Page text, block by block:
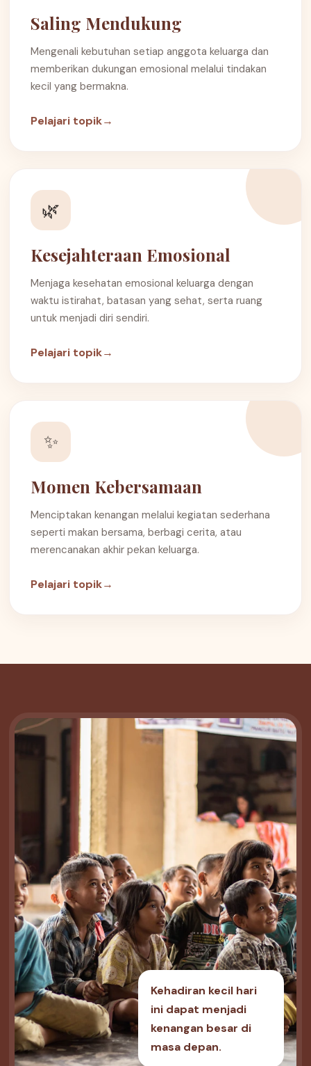
Saling Mendukung
Mengenali kebutuhan setiap anggota keluarga dan
memberikan dukungan emosional melalui tindakan
kecil yang bermakna.
Pelajari topik→
🌿
Kesejahteraan Emosional
Menjaga kesehatan emosional keluarga dengan
waktu istirahat, batasan yang sehat, serta ruang
untuk menjadi diri sendiri.
Pelajari topik→
✨
Momen Kebersamaan
Menciptakan kenangan melalui kegiatan sederhana
seperti makan bersama, berbagi cerita, atau
merencanakan akhir pekan keluarga.
Pelajari topik→
Kehadiran kecil hari
ini dapat menjadi
kenangan besar di
masa depan.